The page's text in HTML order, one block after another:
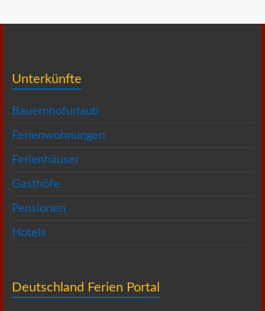
Unterkünfte
Bauernhofurlaub
Ferienwohnungen
Ferienhäuser
Gasthöfe
Pensionen
Hotels
Deutschland Ferien Portal